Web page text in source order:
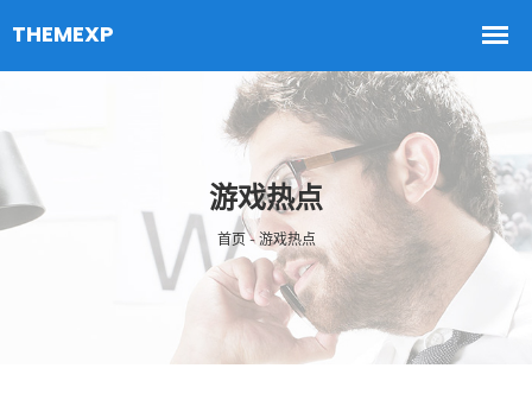
游戏热点
首页 - 游戏热点